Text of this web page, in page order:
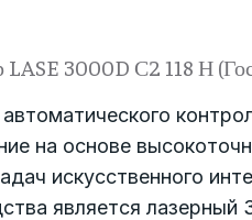
LASE 3000D С2 118 Н
на основе
искусственного
является